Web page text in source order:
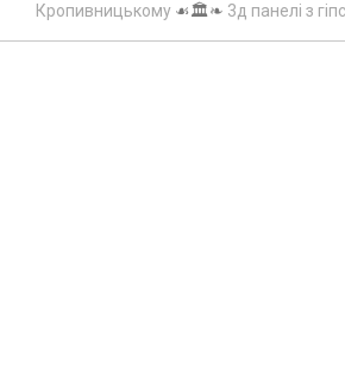
Кропивницькому ☙🏛️❧ 3д панелі з